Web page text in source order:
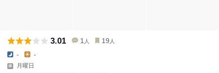
3.01 1 人 19 人
- -
月曜日